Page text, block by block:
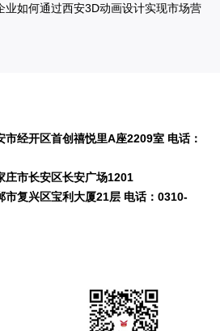
业如何通过西安3D动画设计实现市场营
经开区首创禧悦里A座2209室 电话：
庄市长安区长安广场1201
市复兴区宝利大厦21层 电话：0310-